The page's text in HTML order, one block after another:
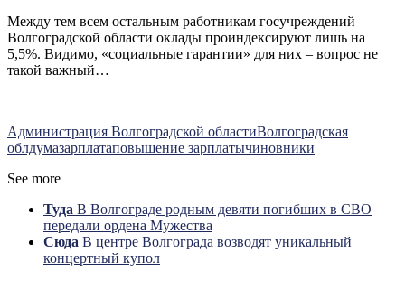
Между тем всем остальным работникам госучреждений
Волгоградской области оклады проиндексируют лишь на
5,5%. Видимо, «социальные гарантии» для них – вопрос не
такой важный…
Администрация Волгоградской областиВолгоградская
облдумазарплатаповышение зарплатычиновники
See more
Туда В Волгограде родным девяти погибших в СВО
передали ордена Мужества
Сюда В центре Волгограда возводят уникальный
концертный купол